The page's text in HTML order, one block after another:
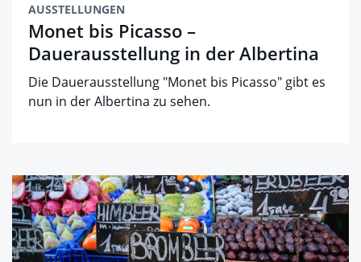
AUSSTELLUNGEN
Monet bis Picasso –
Dauerausstellung in der Albertina
Die Dauerausstellung "Monet bis Picasso" gibt es
nun in der Albertina zu sehen.